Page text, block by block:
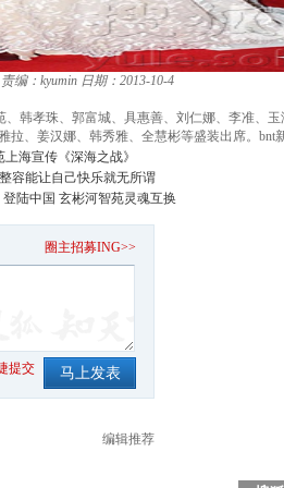
责编：kyumin 日期：2013-10-4
韩孝珠、郭富城、具惠善、刘仁娜、李准、
、姜汉娜、韩秀雅、全慧彬等盛装出席。bnt
上海宣传《深海之战》
容能让自己快乐就无所谓
登陆中国 玄彬河智苑灵魂互换
圈主招募ING>>
提交
编辑推荐